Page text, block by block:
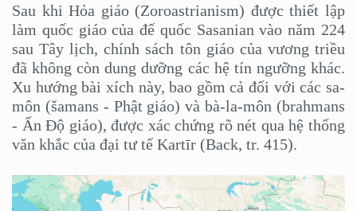
Sau khi Hỏa giáo (Zoroastrianism) được thiết lập
làm quốc giáo của đế quốc Sasanian vào năm 224
sau Tây lịch, chính sách tôn giáo của vương triều
đã không còn dung dưỡng các hệ tín ngưỡng khác.
Xu hướng bài xích này, bao gồm cả đối với các sa-
môn (šamans - Phật giáo) và bà-la-môn (brahmans
- Ấn Độ giáo), được xác chứng rõ nét qua hệ thống
văn khắc của đại tư tế Kartīr (Back, tr. 415).